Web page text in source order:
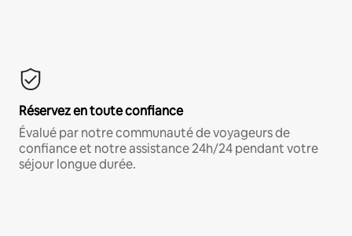
Réservez en toute confiance
Évalué par notre communauté de voyageurs de
confiance et notre assistance 24h/24 pendant votre
séjour longue durée.